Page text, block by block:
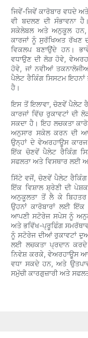
ਜਿਵੇਂ-ਜਿਵੇਂ ਕਾਰੋਬਾਰ ਵਧਦੇ
ਵੀ ਬਦਲਣ ਦੀ ਸੰਭਾਵਨਾ
ਸਕੇਲੇਬਲ ਅਤੇ ਅਨੁਕੂਲ ਹਨ,
ਕਾਰਜਾਂ ਨੂੰ ਸੁਰੱਖਿਅਤ ਰੱਖਣ
ਵਿਕਲਪ ਬਣਾਉਂਦੇ ਹਨ।
ਵਧਾਉਣ ਦੀ ਲੋੜ ਹੋਵੇ,
ਹੋਵੇ, ਜਾਂ ਨਵੀਆਂ
ਪੈਲੇਟ ਰੈਕਿੰਗ ਸਿਸਟਮ ਇਹਨਾਂ
ਹੈ।
ਇਸ ਤੋਂ ਇਲਾਵਾ, ਚੋਣਵੇਂ ਪੈਲੇਟ
ਕਾਰਜਾਂ ਵਿੱਚ ਰੁਕਾਵਟਾਂ ਦੀ
ਸਕਦਾ ਹੈ। ਇਹ ਲਚਕਤਾ
ਅਨੁਸਾਰ ਸਕੇਲ ਕਰਨ ਦੀ
ਉਨ੍ਹਾਂ ਦੇ ਵੇਅਰਹਾਊਸ
ਇੱਕ ਚੋਣਵੇਂ ਪੈਲੇਟ ਰੈਕਿੰਗ
ਸਫਲਤਾ ਅਤੇ ਵਿਸਥਾਰ ਲਈ
ਸਿੱਟੇ ਵਜੋਂ, ਚੋਣਵੇਂ ਪੈਲੇਟ ਰੈਕਿੰਗ
ਇੱਕ ਵਿਸ਼ਾਲ ਸ਼੍ਰੇਣੀ ਦੀ
ਅਨੁਕੂਲਤਾ ਤੋਂ ਲੈ ਕੇ
ਉਹਨਾਂ ਕਾਰੋਬਾਰਾਂ ਲਈ ਇੱਕ
ਆਪਣੀ ਸਟੋਰੇਜ ਸਪੇਸ ਨੂੰ
ਅਤੇ ਭਵਿੱਖ-ਪ੍ਰੂਫਿੰਗ
ਨੂੰ ਸਟੋਰੇਜ ਦੀਆਂ ਰੁਕਾਵਟਾਂ
ਲਈ ਲਚਕਤਾ ਪ੍ਰਦਾਨ
ਨਿਵੇਸ਼ ਕਰਕੇ, ਵੇਅਰਹਾਊਸ
ਵਧਾ ਸਕਦੇ ਹਨ, ਅਤੇ
ਸਮੁੱਚੀ ਕਾਰਗੁਜ਼ਾਰੀ ਅਤੇ